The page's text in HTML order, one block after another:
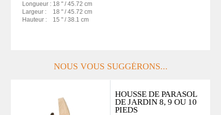
Longueur : 18 "/ 45.72 cm
Largeur :
18 "/ 45.72 cm
Hauteur :
15 "/ 38.1 cm
NOUS VOUS SUGGÉRONS...
HOUSSE DE PARASOL
DE JARDIN 8, 9 OU 10
PIEDS